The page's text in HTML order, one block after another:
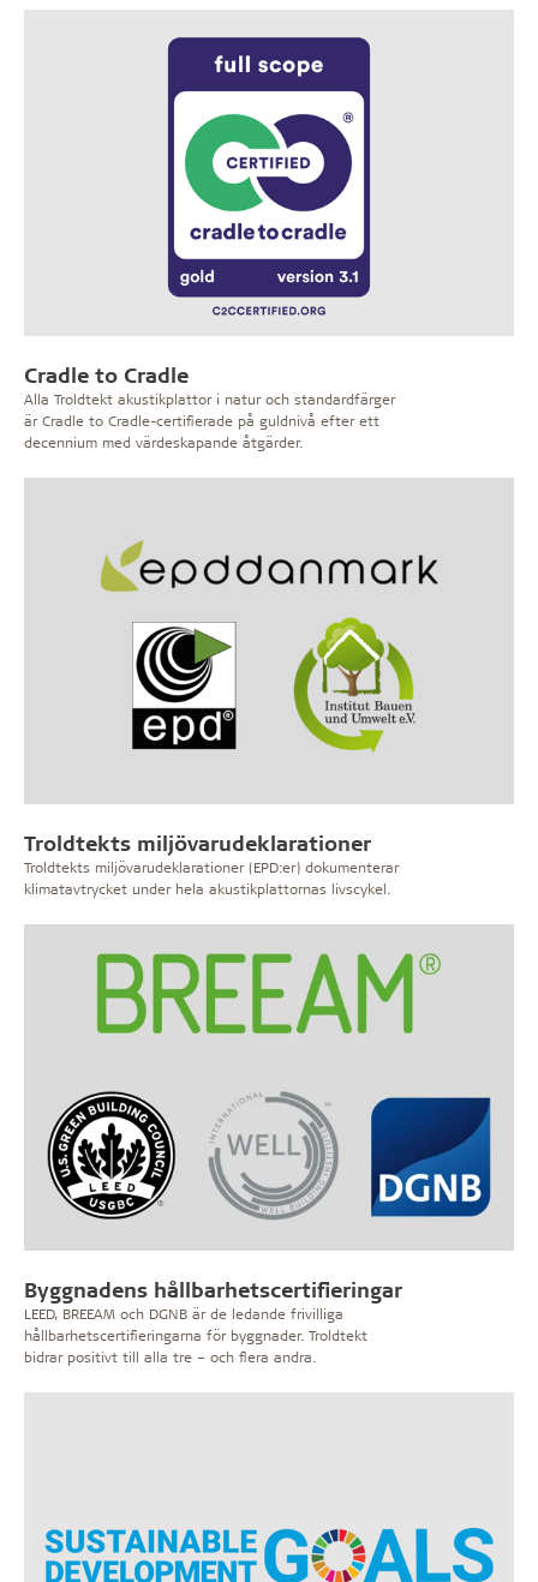
Cradle to Cradle
Alla Troldtekt akustikplattor i natur och standardfärger
är Cradle to Cradle-certifierade på guldnivå efter ett
decennium med värdeskapande åtgärder.
Troldtekts miljövarudeklarationer
Troldtekts miljövarudeklarationer (EPD:er) dokumenterar
klimatavtrycket under hela akustikplattornas livscykel.
Byggnadens hållbarhetscertifieringar
LEED, BREEAM och DGNB är de ledande frivilliga
hållbarhetscertifieringarna för byggnader. Troldtekt
bidrar positivt till alla tre – och flera andra.